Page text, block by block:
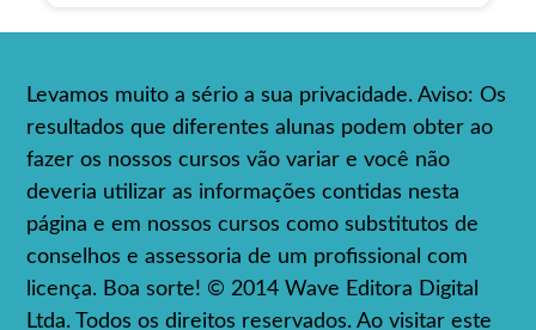
Levamos muito a sério a sua privacidade. Aviso: Os
resultados que diferentes alunas podem obter ao
fazer os nossos cursos vão variar e você não
deveria utilizar as informações contidas nesta
página e em nossos cursos como substitutos de
conselhos e assessoria de um profissional com
licença. Boa sorte! © 2014 Wave Editora Digital
Ltda. Todos os direitos reservados. Ao visitar este